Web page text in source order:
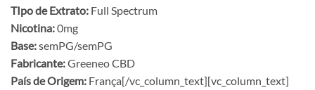
TIpo de Extrato: Full Spectrum
Nicotina:0mg
Base:semPG/semPG
Fabricante:Greeneo CBD
País de Origem: França[/vc_column_text][vc_column_text]